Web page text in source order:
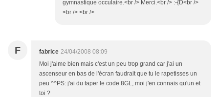
gymnastique occulaire.<br /> Merci.<br /> :-{D<br />
<br /> <br />
F fabrice 24/04/2008 08:09
Moi j'aime bien mais c'est un peu trop grand car j'ai un
ascenseur en bas de l'écran faudrait que tu le rapetisses un
peu ^^PS: j'ai du taper le code 8GL, moi j'en connais qu'un et
toi ?